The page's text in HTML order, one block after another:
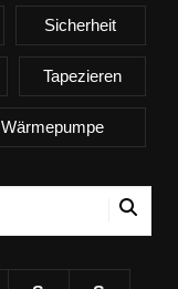
Sicherheit
Tapezieren
Wärmepumpe